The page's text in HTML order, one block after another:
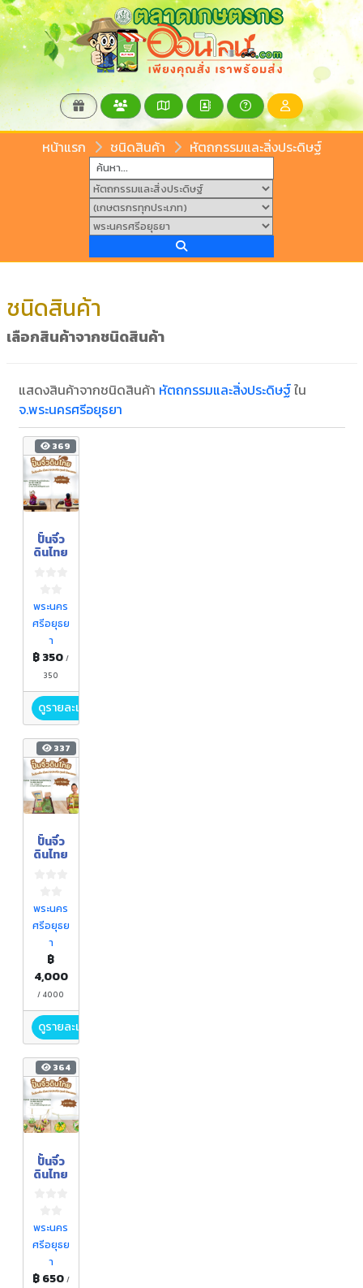
หน้าแรก ชนิดสินค้า หัตถกรรมและสิ่งประดิษฐ์
ชนิดสินค้า
เลือกสินค้าจากชนิดสินค้า
แสดงสินค้าจากชนิดสินค้า หัตถกรรมและสิ่งประดิษฐ์ใน
จ.พระนครศรีอยุธยา
369
ปั้นจิ๋ว
ดินไทย
พระนคร
ศรีอยุธย
า
฿ 350/
350
ดูรายละเอียด
337
ปั้นจิ๋ว
ดินไทย
พระนคร
ศรีอยุธย
า
฿
4,000
/ 4000
ดูรายละเอียด
364
ปั้นจิ๋ว
ดินไทย
พระนคร
ศรีอยุธย
า
฿ 650 /